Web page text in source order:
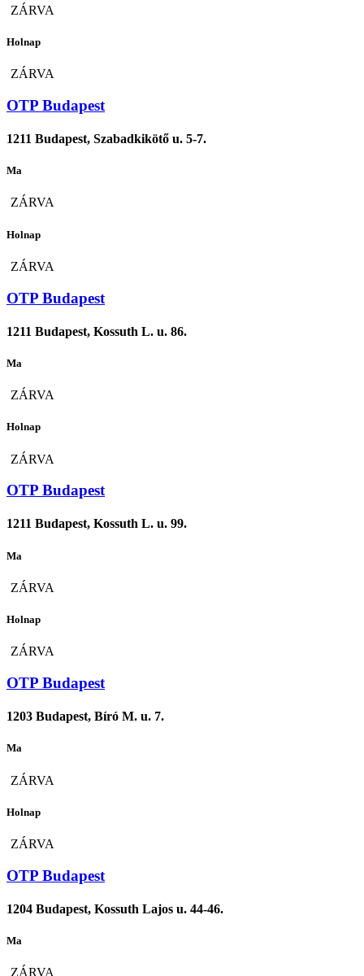
ZÁRVA
Holnap
ZÁRVA
OTP Budapest
1211 Budapest, Szabadkikötő u. 5-7.
Ma
ZÁRVA
Holnap
ZÁRVA
OTP Budapest
1211 Budapest, Kossuth L. u. 86.
Ma
ZÁRVA
Holnap
ZÁRVA
OTP Budapest
1211 Budapest, Kossuth L. u. 99.
Ma
ZÁRVA
Holnap
ZÁRVA
OTP Budapest
1203 Budapest, Bíró M. u. 7.
Ma
ZÁRVA
Holnap
ZÁRVA
OTP Budapest
1204 Budapest, Kossuth Lajos u. 44-46.
Ma
ZÁRVA